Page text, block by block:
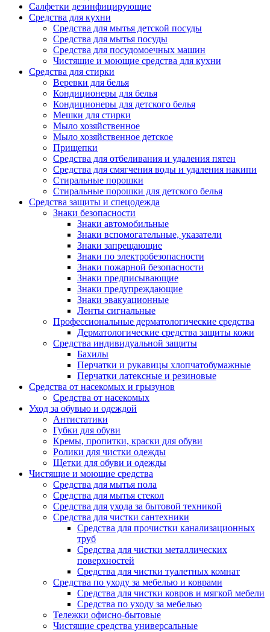
Салфетки дезинфицирующие
Средства для кухни
Средства для мытья детской посуды
Средства для мытья посуды
Средства для посудомоечных машин
Чистящие и моющие средства для кухни
Средства для стирки
Веревки для белья
Кондиционеры для белья
Кондиционеры для детского белья
Мешки для стирки
Мыло хозяйственное
Мыло хозяйственное детское
Прищепки
Средства для отбеливания и удаления пятен
Средства для смягчения воды и удаления накипи
Стиральные порошки
Стиральные порошки для детского белья
Средства защиты и спецодежда
Знаки безопасности
Знаки автомобильные
Знаки вспомогательные, указатели
Знаки запрещающие
Знаки по электробезопасности
Знаки пожарной безопасности
Знаки предписывающие
Знаки предупреждающие
Знаки эвакуационные
Ленты сигнальные
Профессиональные дерматологические средства
Дерматологические средства защиты кожи
Средства индивидуальной защиты
Бахилы
Перчатки и рукавицы хлопчатобумажные
Перчатки латексные и резиновые
Средства от насекомых и грызунов
Средства от насекомых
Уход за обувью и одеждой
Антистатики
Губки для обуви
Кремы, пропитки, краски для обуви
Ролики для чистки одежды
Щетки для обуви и одежды
Чистящие и моющие средства
Средства для мытья пола
Средства для мытья стекол
Средства для ухода за бытовой техникой
Средства для чистки сантехники
Средства для прочистки канализационных
труб
Средства для чистки металлических
поверхностей
Средства для чистки туалетных комнат
Средства по уходу за мебелью и коврами
Средства для чистки ковров и мягкой мебели
Средства по уходу за мебелью
Тележки офисно-бытовые
Чистящие средства универсальные